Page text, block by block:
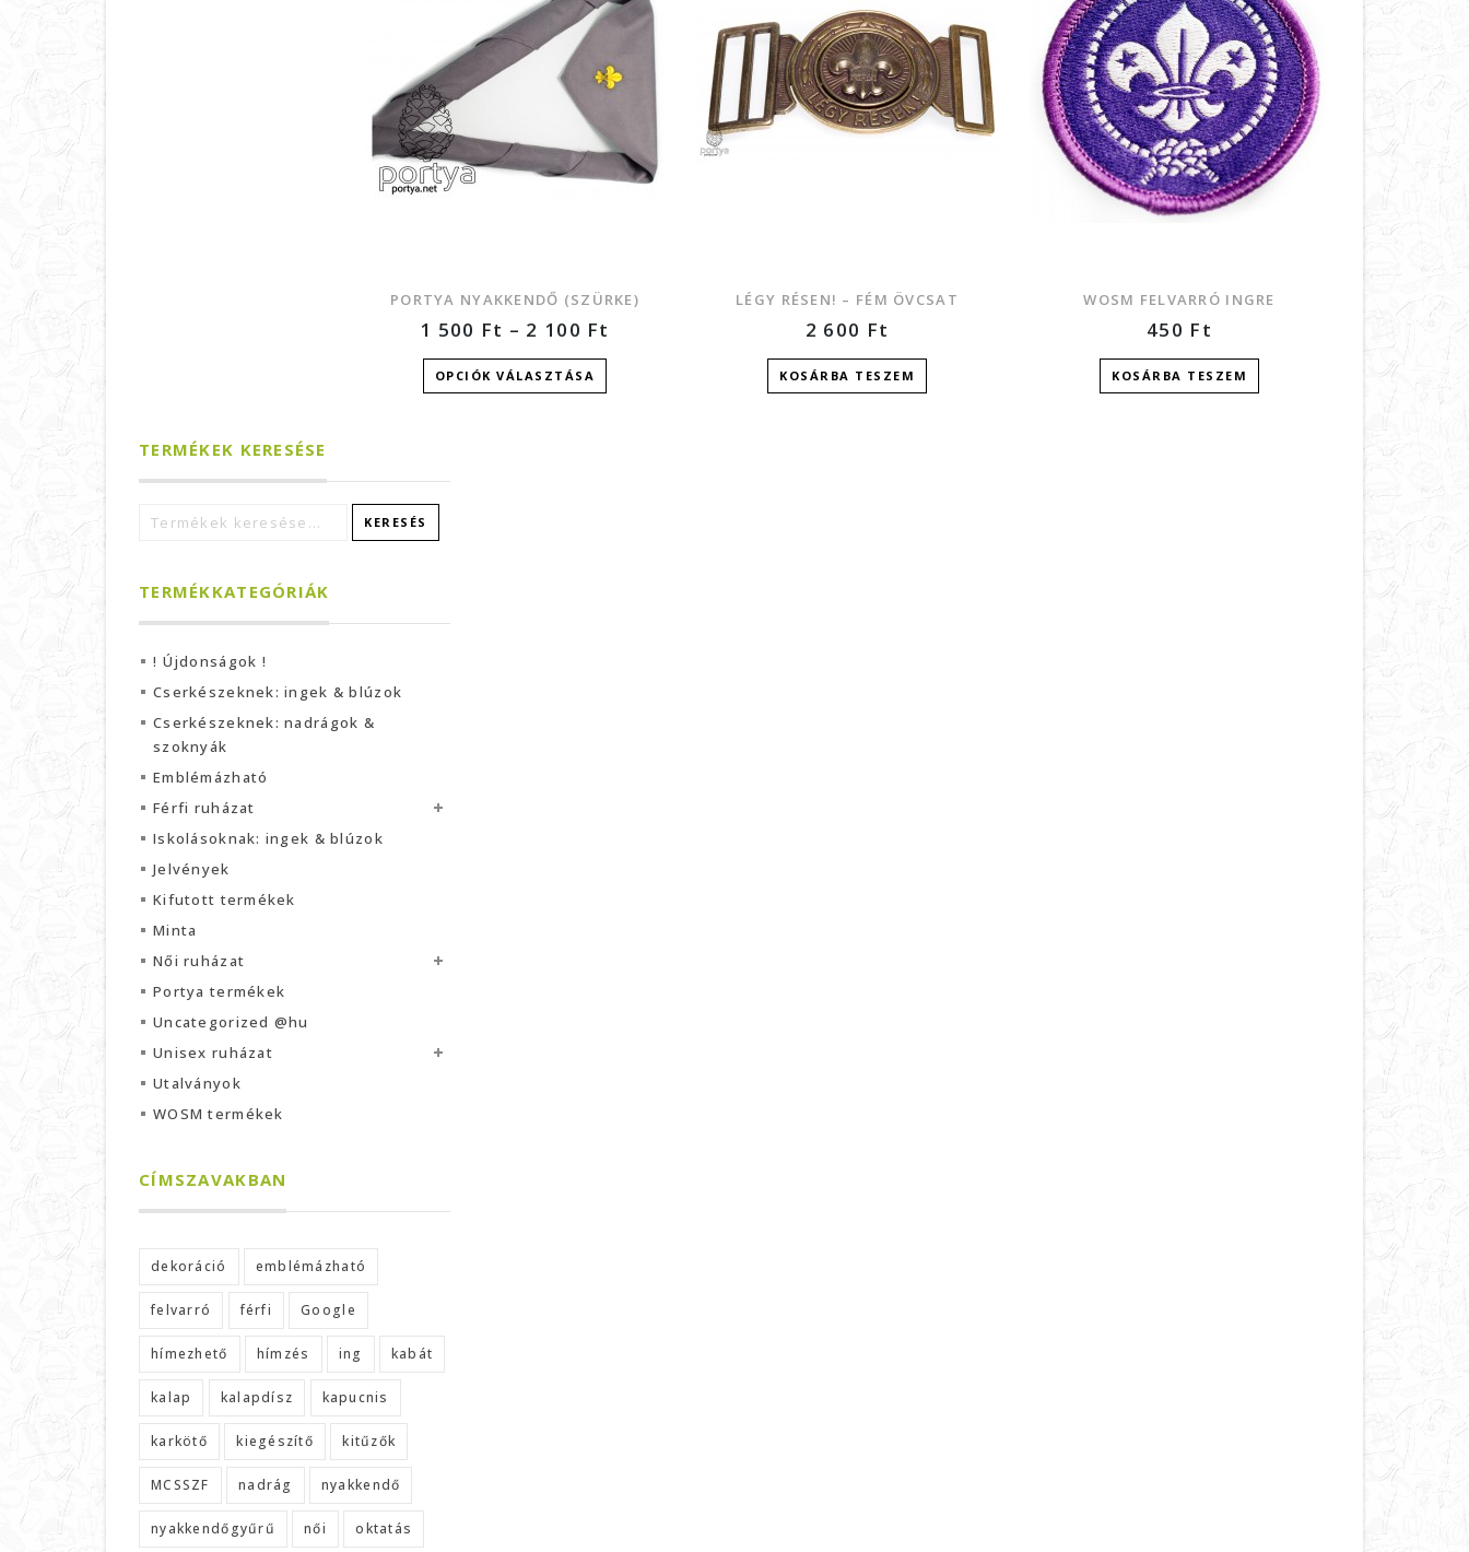
PORTYA NYAKKENDŐ (SZÜRKE)
1 500 Ft – 2 100 Ft
OPCIÓK VÁLASZTÁSA
LÉGY RÉSEN! – FÉM ÖVCSAT
2 600 Ft
KOSÁRBA TESZEM
WOSM FELVARRÓ INGRE
450 Ft
KOSÁRBA TESZEM
TERMÉKEK KERESÉSE
KERESÉS
TERMÉKKATEGÓRIÁK
! Újdonságok !
Cserkészeknek: ingek & blúzok
Cserkészeknek: nadrágok &
szoknyák
Emblémázható
Férfi ruházat
Iskolásoknak: ingek & blúzok
Jelvények
Kifutott termékek
Minta
Női ruházat
Portya termékek
Uncategorized @hu
Unisex ruházat
Utalványok
WOSM termékek
CÍMSZAVAKBAN
dekoráció emblémázható
felvarró férfi Google
hímezhető hímzés ing kabát
kalap kalapdísz kapucnis
karkötő kiegészítő kitűzők
MCSSZF nadrág nyakkendő
nyakkendőgyűrű női oktatás